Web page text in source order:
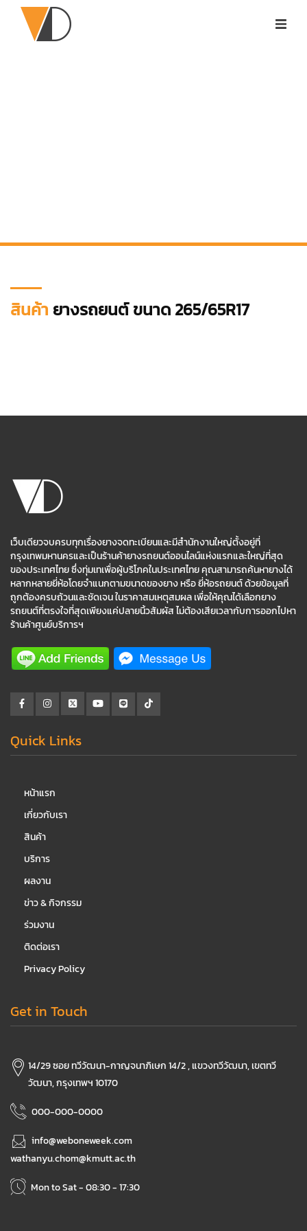
สินค้า ยางรถยนต์ ขนาด 265/65R17
เว็บเดียวจบครบทุกเรื่องยางจดทะเบียนและมีสำนักงานใหญ่ตั้งอยู่ที่
กรุงเทพมหานครและเป็นร้านค้ายางรถยนต์ออนไลน์แห่งแรกและใหญ่ที่สุด
ของประเทศไทย ซึ่งทุ่มเทเพื่อผู้บริโภคในประเทศไทย คุณสามารถค้นหายางได้
หลากหลายยี่ห้อโดยจำแนกตามขนาดของยาง หรือ ยี่ห้อรถยนต์ ด้วยข้อมูลที่
ถูกต้องครบถ้วนและชัดเจน ในราคาสมเหตุสมผล เพื่อให้คุณได้เลือกยาง
รถยนต์ที่ตรงใจที่สุดเพียงแค่ปลายนิ้วสัมผัส ไม่ต้องเสียเวลากับการออกไปหา
ร้านค้าศูนย์บริการฯ
Quick Links
หน้าแรก
เกี่ยวกับเรา
สินค้า
บริการ
ผลงาน
ข่าว & กิจกรรม
ร่วมงาน
ติดต่อเรา
Privacy Policy
Get in Touch
14/29 ซอย ทวีวัฒนา-กาญจนาภิเษก 14/2 , แขวงทวีวัฒนา, เขตทวี
วัฒนา, กรุงเทพฯ 10170
000-000-0000
info@weboneweek.com
wathanyu.chom@kmutt.ac.th
Mon to Sat - 08:30 - 17:30